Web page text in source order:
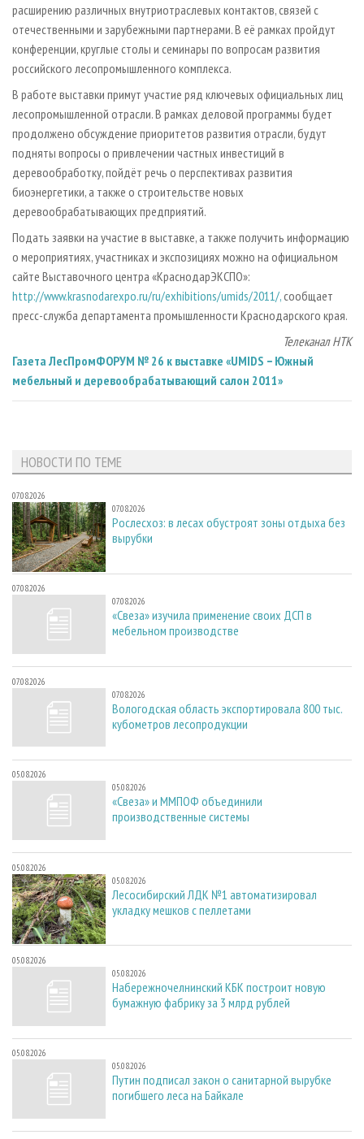
расширению различных внутриотраслевых контактов, связей с
отечественными и зарубежными партнерами. В её рамках пройдут
конференции, круглые столы и семинары по вопросам развития
российского лесопромышленного комплекса.
В работе выставки примут участие ряд ключевых официальных лиц
лесопромышленной отрасли. В рамках деловой программы будет
продолжено обсуждение приоритетов развития отрасли, будут
подняты вопросы о привлечении частных инвестиций в
деревообработку, пойдёт речь о перспективах развития
биоэнергетики, а также о строительстве новых
деревообрабатывающих предприятий.
Подать заявки на участие в выставке, а также получить информацию
о мероприятиях, участниках и экспозициях можно на официальном
сайте Выставочного центра «КраснодарЭКСПО»:
http://www.krasnodarexpo.ru/ru/exhibitions/umids/2011/, сообщает
пресс-служба департамента промышленности Краснодарского края.
Телеканал НТК
Газета ЛесПромФОРУМ № 26 к выставке «UMIDS − Южный
мебельный и деревообрабатывающий салон 2011»
НОВОСТИ ПО ТЕМЕ
07.08.2026
07.08.2026
Рослесхоз: в лесах обустроят зоны отдыха без
вырубки
07.08.2026
07.08.2026
«Свеза» изучила применение своих ДСП в
мебельном производстве
07.08.2026
07.08.2026
Вологодская область экспортировала 800 тыс.
кубометров лесопродукции
05.08.2026
05.08.2026
«Свеза» и ММПОФ объединили
производственные системы
05.08.2026
05.08.2026
Лесосибирский ЛДК №1 автоматизировал
укладку мешков с пеллетами
05.08.2026
05.08.2026
Набережночелнинский КБК построит новую
бумажную фабрику за 3 млрд рублей
05.08.2026
05.08.2026
Путин подписал закон о санитарной вырубке
погибшего леса на Байкале